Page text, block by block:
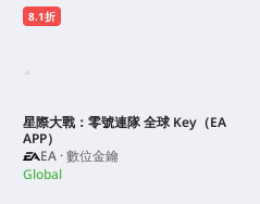
8.1折
星際大戰：零號連隊 全球 Key（EA
APP）
EA · 數位金鑰
Global